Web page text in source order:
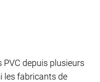
depuis plusieurs
les fabricants de